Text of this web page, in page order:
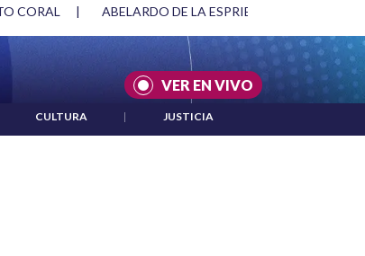
CORAL | ABELARDO DE LA ESPRIELLA Y DMG
VER EN VIVO
CULTURA | JUSTICIA